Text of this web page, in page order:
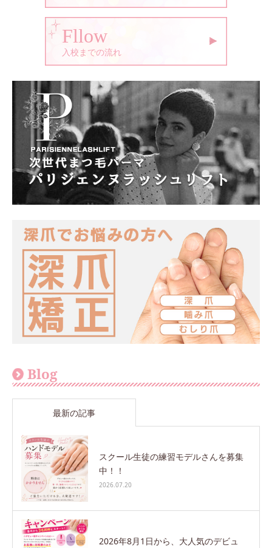
Fllow
入校までの流れ
Blog
最新の記事
スクール生徒の練習モデルさんを募集
中！！
2026.07.20
2026年8月1日から、大人気のデビュ